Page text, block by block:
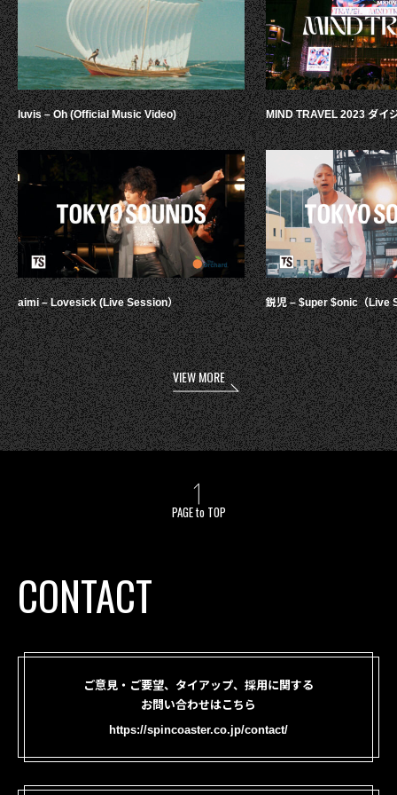
luvis – Oh (Official Music Video)
aimi – Lovesick (Live Session）
MIND TRAVEL 2023 ダイ
鋭児 – $uper $onic（Live
VIEW MORE
PAGE to TOP
CONTACT
ご意見・ご要望、タイアップ、採用に関する
お問い合わせはこちら
https://spincoaster.co.jp/contact/